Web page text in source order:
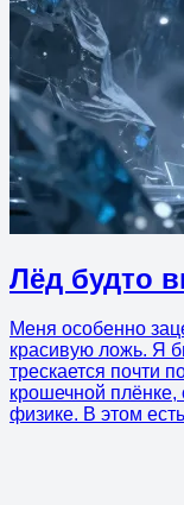
Лёд будто
Меня особенно
красивую ложь. Я
трескается почти
крошечной
физике. В этом